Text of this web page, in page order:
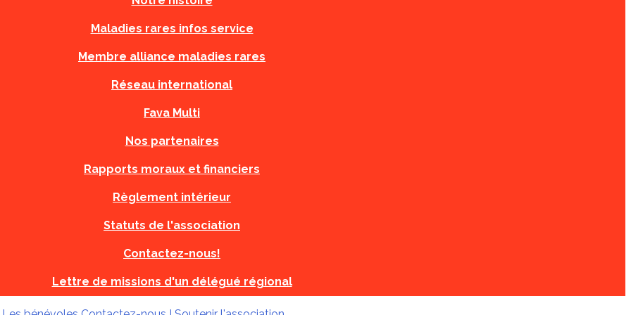
Maladies rares infos service
Membre alliance maladies rares
Réseau international
Fava Multi
Nos partenaires
Rapports moraux et financiers
Règlement intérieur
Statuts de l'association
Contactez-nous!
Lettre de missions d'un délégué régional